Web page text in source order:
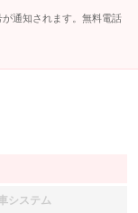
通知されます。無料電話
システム
し